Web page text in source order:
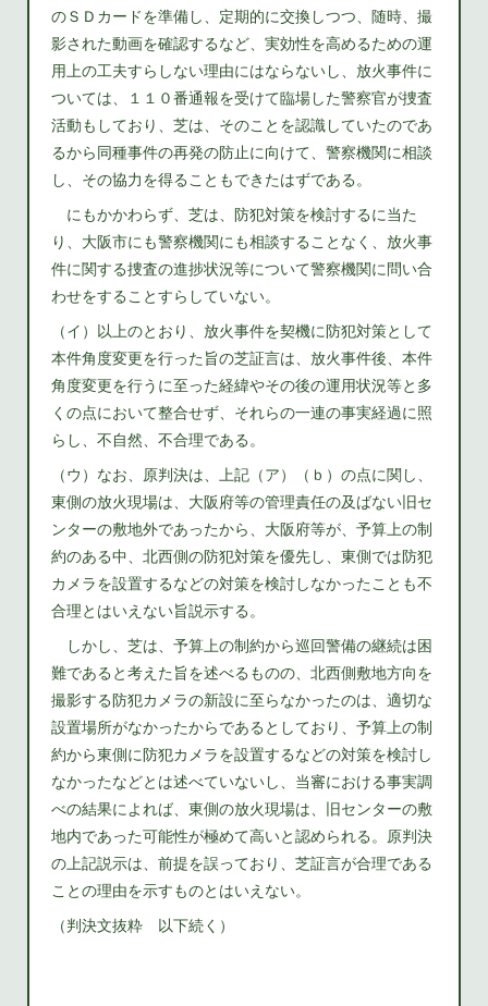
のＳＤカードを準備し、定期的に交換しつつ、随時、撮
影された動画を確認するなど、実効性を高めるための運
用上の工夫すらしない理由にはならないし、放火事件に
ついては、１１０番通報を受けて臨場した警察官が捜査
活動もしており、芝は、そのことを認識していたのであ
るから同種事件の再発の防止に向けて、警察機関に相談
し、その協力を得ることもできたはずである。
にもかかわらず、芝は、防犯対策を検討するに当た
り、大阪市にも警察機関にも相談することなく、放火事
件に関する捜査の進捗状況等について警察機関に問い合
わせをすることすらしていない。
（イ）以上のとおり、放火事件を契機に防犯対策として
本件角度変更を行った旨の芝証言は、放火事件後、本件
角度変更を行うに至った経緯やその後の運用状況等と多
くの点において整合せず、それらの一連の事実経過に照
らし、不自然、不合理である。
（ウ）なお、原判決は、上記（ア）（ｂ）の点に関し、
東側の放火現場は、大阪府等の管理責任の及ばない旧セ
ンターの敷地外であったから、大阪府等が、予算上の制
約のある中、北西側の防犯対策を優先し、東側では防犯
カメラを設置するなどの対策を検討しなかったことも不
合理とはいえない旨説示する。
しかし、芝は、予算上の制約から巡回警備の継続は困
難であると考えた旨を述べるものの、北西側敷地方向を
撮影する防犯カメラの新設に至らなかったのは、適切な
設置場所がなかったからであるとしており、予算上の制
約から東側に防犯カメラを設置するなどの対策を検討し
なかったなどとは述べていないし、当審における事実調
べの結果によれば、東側の放火現場は、旧センターの敷
地内であった可能性が極めて高いと認められる。原判決
の上記説示は、前提を誤っており、芝証言が合理である
ことの理由を示すものとはいえない。
（判決文抜粋 以下続く）